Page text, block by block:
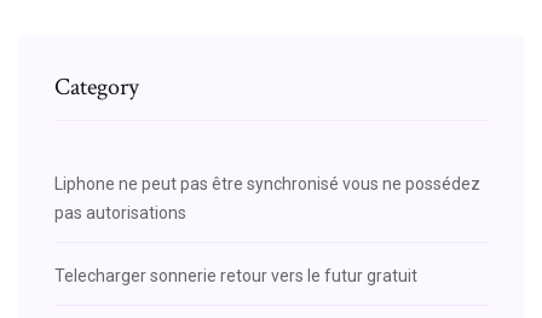
Category
Liphone ne peut pas être synchronisé vous ne possédez
pas autorisations
Telecharger sonnerie retour vers le futur gratuit